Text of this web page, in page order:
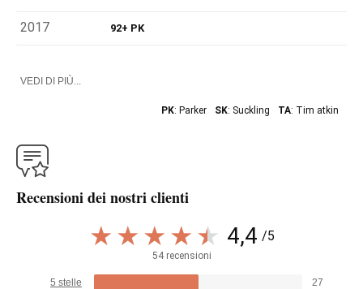
2017 92+ PK
VEDI DI PIÙ...
PK: Parker SK: Suckling TA: Tim atkin
Recensioni dei nostri clienti
4,4 /5
54 recensioni
5 stelle 27